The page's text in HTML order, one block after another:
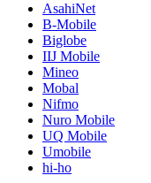
AsahiNet
B-Mobile
Biglobe
IIJ Mobile
Mineo
Mobal
Nifmo
Nuro Mobile
UQ Mobile
Umobile
hi-ho